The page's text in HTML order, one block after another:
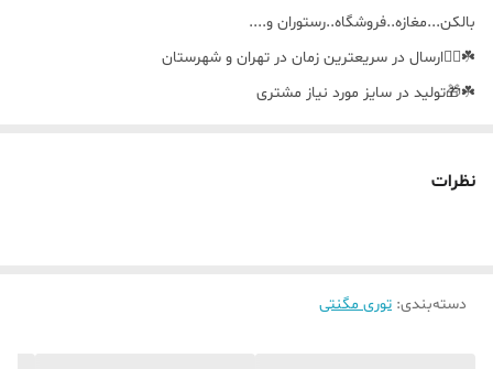
بالکن...مغازه..فروشگاه..رستوران و....
☘️🚴‍♀️ارسال در سریعترین زمان در تهران و شهرستان
☘️🎁تولید در سایز مورد نیاز مشتری
نظرات
دسته‌بندی: توری مگنتی